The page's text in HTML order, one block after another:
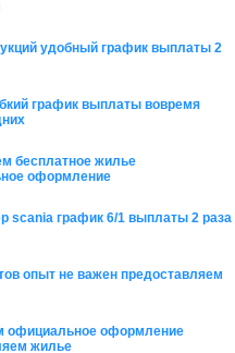
удобный график выплаты 2
график выплаты вовремя
бесплатное жилье
оформление
scania график 6/1 выплаты 2 раза
опыт не важен предоставляем
официальное оформление
жилье